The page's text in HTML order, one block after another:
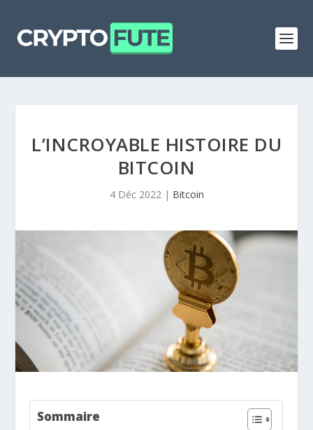
L’INCROYABLE HISTOIRE DU
BITCOIN
4 Déc 2022| Bitcoin
Sommaire